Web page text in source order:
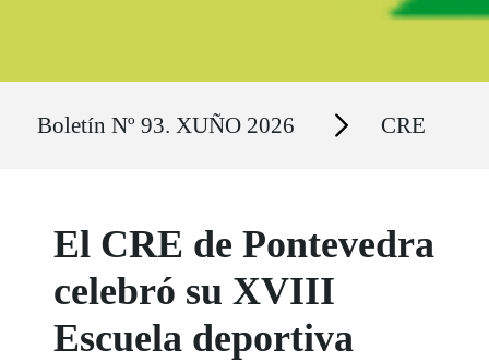
Boletín Nº 93. XUÑO 2026 Secciones CRE
El CRE de Pontevedra
celebró su XVIII
Escuela deportiva